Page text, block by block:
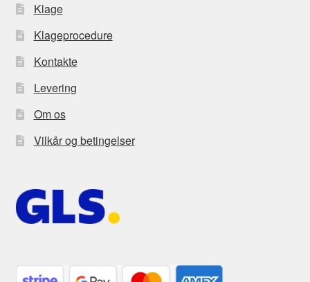
Klage
Klageprocedure
Kontakte
Levering
Om os
Vilkår og betingelser